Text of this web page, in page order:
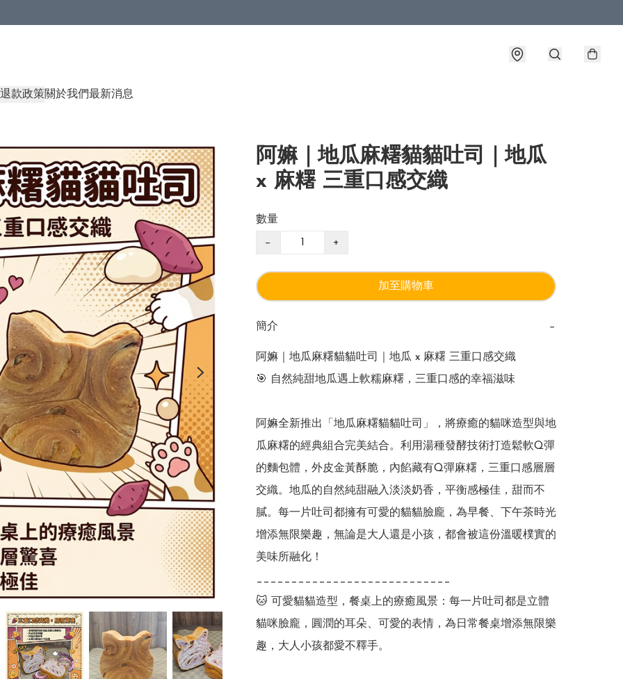
款政策關於我們最新消息
阿嫲｜地瓜麻糬貓貓吐司｜地瓜
x 麻糬 三重口感交織
數量
− +
加至購物車
簡介 −
阿嫲｜地瓜麻糬貓貓吐司｜地瓜 x 麻糬 三重口感交織
🎯 自然純甜地瓜遇上軟糯麻糬，三重口感的幸福滋味
阿嫲全新推出「地瓜麻糬貓貓吐司」，將療癒的貓咪造型與地
瓜麻糬的經典組合完美結合。利用湯種發酵技術打造鬆軟Q彈
的麵包體，外皮金黃酥脆，內餡藏有Q彈麻糬，三重口感層層
交織。地瓜的自然純甜融入淡淡奶香，平衡感極佳，甜而不
膩。每一片吐司都擁有可愛的貓貓臉龐，為早餐、下午茶時光
增添無限樂趣，無論是大人還是小孩，都會被這份溫暖樸實的
美味所融化！
____________________________
🐱 可愛貓貓造型，餐桌上的療癒風景：每一片吐司都是立體
貓咪臉龐，圓潤的耳朵、可愛的表情，為日常餐桌增添無限樂
趣，大人小孩都愛不釋手。